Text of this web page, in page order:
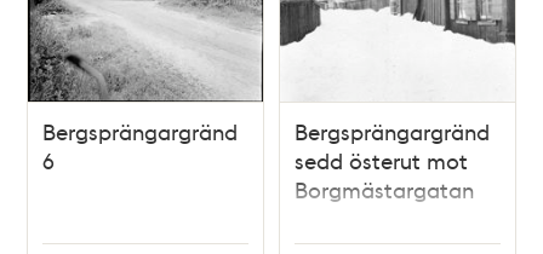
Bergsprängargränd
6
Bergsprängargränd
sedd österut mot
Borgmästargatan